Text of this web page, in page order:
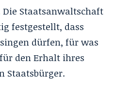
Staatsanwaltschaft
festgestellt, dass
dürfen, für was
den Erhalt ihres
Staatsbürger.